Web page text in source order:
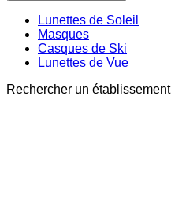
Lunettes de Soleil
Masques
Casques de Ski
Lunettes de Vue
Rechercher un établissement